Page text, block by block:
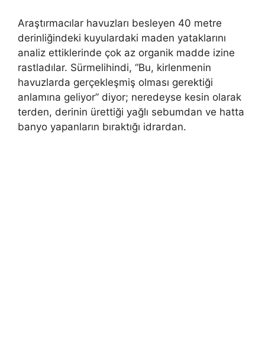
Araştırmacılar havuzları besleyen 40 metre
derinliğindeki kuyulardaki maden yataklarını
analiz ettiklerinde çok az organik madde izine
rastladılar. Sürmelihindi, “Bu, kirlenmenin
havuzlarda gerçekleşmiş olması gerektiği
anlamına geliyor” diyor; neredeyse kesin olarak
terden, derinin ürettiği yağlı sebumdan ve hatta
banyo yapanların bıraktığı idrardan.